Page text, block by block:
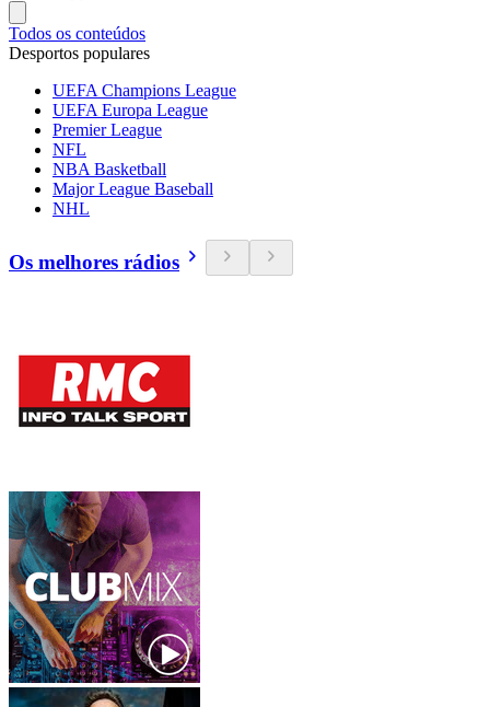
Todos os conteúdos
Desportos populares
UEFA Champions League
UEFA Europa League
Premier League
NFL
NBA Basketball
Major League Baseball
NHL
Os melhores rádios